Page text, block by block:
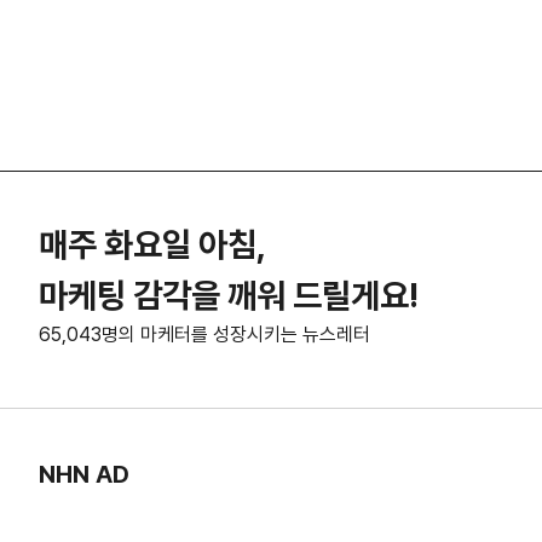
매주 화요일 아침,
마케팅 감각을 깨워 드릴게요!
65,043명의 마케터를 성장시키는 뉴스레터
NHN AD